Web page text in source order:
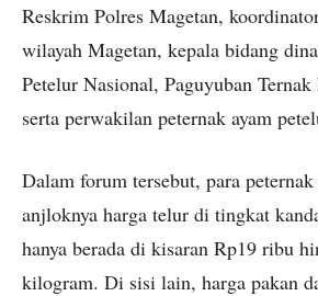
Reskrim Polres Magetan,
wilayah Magetan, kepala bidang
Petelur Nasional, Paguyuban
serta perwakilan peternak ayam
Dalam forum tersebut, para
anjloknya harga telur di tingkat
hanya berada di kisaran Rp19 ribu
kilogram. Di sisi lain, harga pakan